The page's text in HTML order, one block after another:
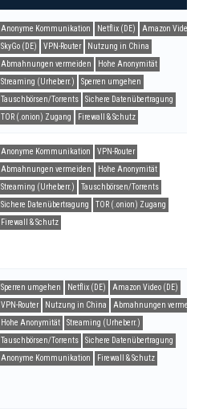
Anonyme Kommunikation Netflix (DE)
Amazon Video
SkyGo (DE)
VPN-Router
Nutzung in China
Abmahnungen vermeiden
Hohe Anonymität
Streaming (Urheberr.)
Sperren umgehen
Tauschbörsen/Torrents
Sichere Datenübertragung
TOR (.onion) Zugang
Firewall & Schutz
Anonyme Kommunikation
VPN-Router
Abmahnungen vermeiden
Hohe Anonymität
Streaming (Urheberr.)
Tauschbörsen/Torrents
Sichere Datenübertragung
TOR (.onion) Zugang
Firewall & Schutz
Sperren umgehen Netflix (DE)
Amazon Video (DE)
VPN-Router
Nutzung in China
Abmahnungen
Hohe Anonymität
Streaming (Urheberr.)
Tauschbörsen/Torrents
Sichere Datenübertragung
Anonyme Kommunikation
Firewall & Schutz